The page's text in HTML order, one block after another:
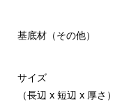
基底材（その他）
サイズ
（長辺 x 短辺 x 厚さ）